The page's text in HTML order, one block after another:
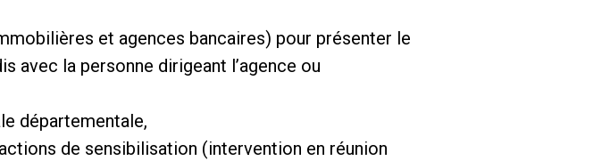
et agences bancaires) pour présenter le
avec la personne dirigeant l’agence ou
départementale,
de sensibilisation (intervention en réunion